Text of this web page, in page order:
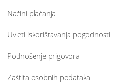
Načini plaćanja
Uvjeti iskorištavanja pogodnosti
Podnošenje prigovora
Zaštita osobnih podataka